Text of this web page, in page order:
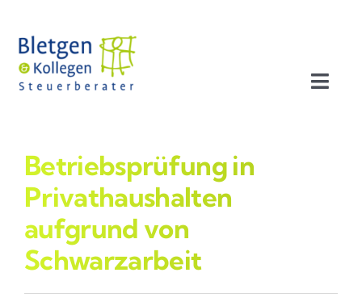
Inhalt
springen
Profil
Leistungen
Betriebsprüfung in
Privathaushalten
aufgrund von
Schwarzarbeit